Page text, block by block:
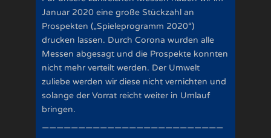
Januar 2020 eine große Stückzahl an
Prospekten („Spieleprogramm 2020“)
drucken lassen. Durch Corona wurden alle
Messen abgesagt und die Prospekte konnten
nicht mehr verteilt werden. Der Umwelt
zuliebe werden wir diese nicht vernichten und
solange der Vorrat reicht weiter in Umlauf
bringen.
—————————————————————————